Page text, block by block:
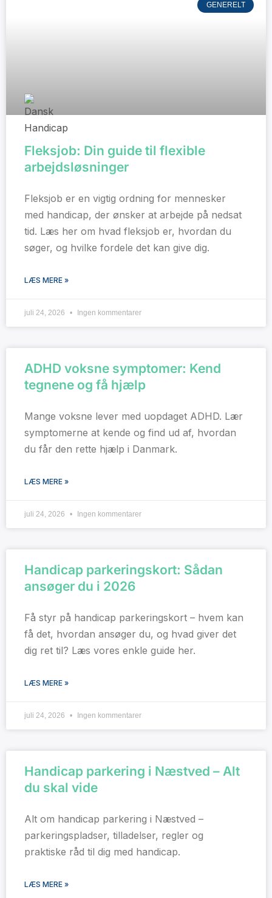
GENERELT
Fleksjob: Din guide til flexible
arbejdsløsninger
Fleksjob er en vigtig ordning for mennesker
med handicap, der ønsker at arbejde på nedsat
tid. Læs her om hvad fleksjob er, hvordan du
søger, og hvilke fordele det kan give dig.
LÆS MERE »
juli 24, 2026 Ingen kommentarer
ADHD voksne symptomer: Kend
tegnene og få hjælp
Mange voksne lever med uopdaget ADHD. Lær
symptomerne at kende og find ud af, hvordan
du får den rette hjælp i Danmark.
LÆS MERE »
juli 24, 2026 Ingen kommentarer
Handicap parkeringskort: Sådan
ansøger du i 2026
Få styr på handicap parkeringskort – hvem kan
få det, hvordan ansøger du, og hvad giver det
dig ret til? Læs vores enkle guide her.
LÆS MERE »
juli 24, 2026 Ingen kommentarer
Handicap parkering i Næstved – Alt
du skal vide
Alt om handicap parkering i Næstved –
parkeringspladser, tilladelser, regler og
praktiske råd til dig med handicap.
LÆS MERE »